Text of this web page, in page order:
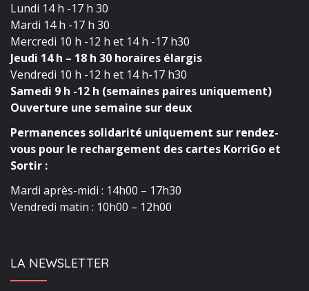
Lundi 14 h -17 h 30
Mardi 14 h -17 h 30
Mercredi 10 h -12 h et 14 h -17 h30
Jeudi 14 h – 18 h 30 horaires élargis
Vendredi 10 h -12 h et 14 h-17 h30
Samedi 9 h -12 h (semaines paires uniquement)
Ouverture une semaine sur deux
Permanences solidarité uniquement sur rendez-
vous pour le rechargement des cartes KorriGo et
Sortir :
Mardi après-midi : 14h00 – 17h30
Vendredi matin : 10h00 – 12h00
LA NEWSLETTER